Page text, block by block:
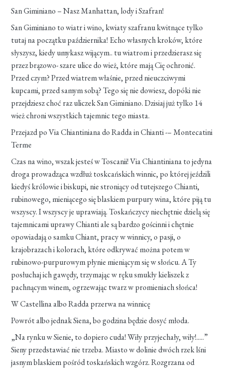
San Giminiano – Nasz Manhattan, lody i Szafran!
San Giminiano to wiatr i wino, kwiaty szafranu kwitnące tylko
tutaj na początku października! Echo własnych kroków, które
słyszysz, kiedy umykasz wijącym.. tu wiatrom i przedzierasz się
przez brązowo- szare ulice do wież, które mają Cię ochronić.
Przed czym? Przed wiatrem właśnie, przed nieuczciwymi
kupcami, przed samym sobą? Tego się nie dowiesz, dopóki nie
przejdziesz choć raz uliczek San Giminiano. Dzisiaj już tylko 14
wież chroni wszystkich tajemnic tego miasta.
Przejazd po Via Chiantiniana do Radda in Chianti -– Montecatini
Terme
Czas na wino, wszak jesteś w Toscanii! Via Chiantiniana to jedyna
droga prowadząca wzdłuż toskcańskich winnic, po której jeździli
kiedyś królowie i biskupi, nie stroniący od tutejszego Chianti,
rubinowego, mieniącego się blaskiem purpury wina, które piją tu
wszyscy. I wszyscy je uprawiają. Toskańczycy niechętnie dzielą się
tajemnicami uprawy Chianti ale są bardzo gościnni i chętnie
opowiadają o samku Chiant, pracy w winnicy, o pasji, o
krajobrazach i kolorach, które odkrywać można potem w
rubinowo-purpurowym płynie mieniącym się w słońcu. A Ty
posłuchaj ich gawędy, trzymając w ręku smukły kieliszek z
pachnącym winem, ogrzewając twarz w promieniach słońca!
W Castellina albo Radda przerwa na winnicę
Powrót albo jednak Siena, bo godzina będzie dosyć młoda.
„Na rynku w Sienie, to dopiero cuda! Wiły przyjechały, wiły!.....”
Sieny przedstawiać nie trzeba. Miasto w dolinie dwóch rzek lśni
jasnym blaskiem pośród toskańskich wzgórz. Rozgrzana od